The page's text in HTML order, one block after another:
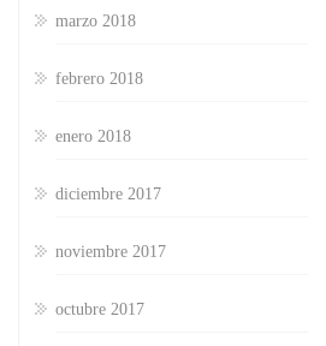
marzo 2018
febrero 2018
enero 2018
diciembre 2017
noviembre 2017
octubre 2017